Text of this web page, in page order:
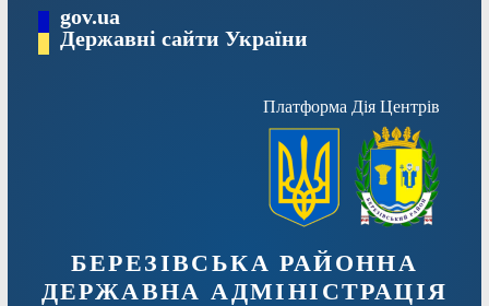
Перейтиgov.ua
Державні сайти України
Платформа Дія Центрів
БЕРЕЗІВСЬКА РАЙОННА
ДЕРЖАВНА АДМІНІСТРАЦІЯ